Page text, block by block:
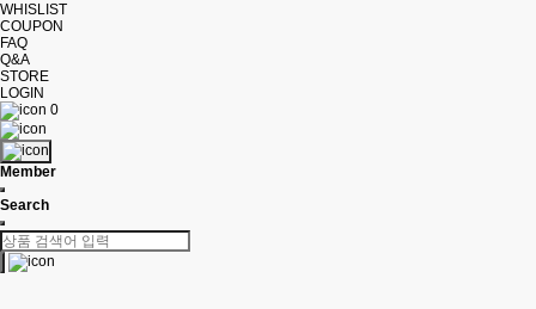
WHISLIST
COUPON
FAQ
Q&A
STORE
LOGIN
0
Member
Search